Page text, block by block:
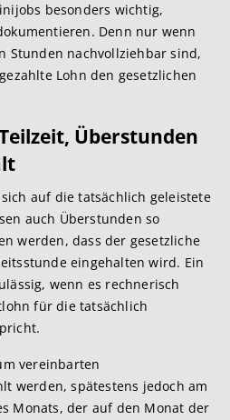
besonders wichtig,
Denn nur wenn
Stunden nachvollziehbar sind,
Lohn den gesetzlichen
Überstunden
auf die tatsächlich geleistete
auch Überstunden so
werden, dass der gesetzliche
eingehalten wird. Ein
wenn es rechnerisch
für die tatsächlich
vereinbarten
werden, spätestens jedoch am
Monats, der auf den Monat der